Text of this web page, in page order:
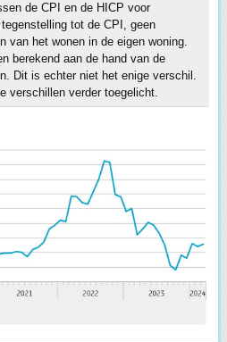
de CPI en de HICP voor
tot de CPI, geen
van het wonen in de eigen woning.
berekend aan de hand van de
Dit is echter niet het enige verschil.
verschillen verder toegelicht.